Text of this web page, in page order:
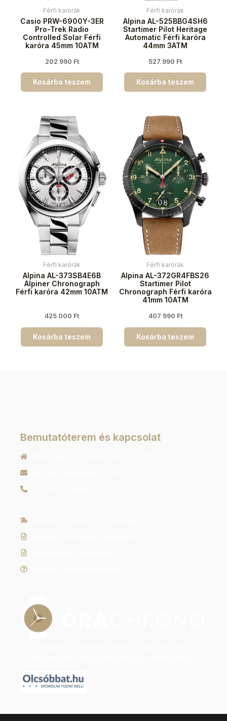
Férfi karórák
Casio PRW-6900Y-3ER
Pro-Trek Radio
Controlled Solar Férfi
karóra 45mm 10ATM
202 990 Ft
Kosárba teszem
Férfi karórák
Alpina AL-525BBG4SH6
Startimer Pilot Heritage
Automatic Férfi karóra
44mm 3ATM
527 990 Ft
Kosárba teszem
Férfi karórák
Alpina AL-373SB4E6B
Alpiner Chronograph
Férfi karóra 42mm 10ATM
425 000 Ft
Kosárba teszem
Férfi karórák
Alpina AL-372GR4FBS26
Startimer Pilot
Chronograph Férfi karóra
41mm 10ATM
407 990 Ft
Kosárba teszem
Bemutatóterem és kapcsolat